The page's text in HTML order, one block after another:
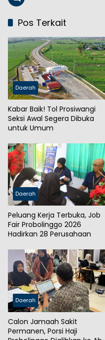
Pos Terkait
Daerah
Kabar Baik! Tol Prosiwangi
Seksi Awal Segera Dibuka
untuk Umum
Daerah
Peluang Kerja Terbuka, Job
Fair Probolinggo 2026
Hadirkan 28 Perusahaan
Daerah
Calon Jamaah Sakit
Permanen, Porsi Haji